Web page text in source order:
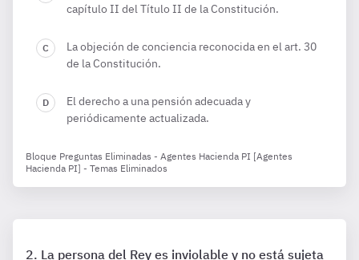
capítulo II del Título II de la Constitución.
La objeción de conciencia reconocida en el art. 30
de la Constitución.
El derecho a una pensión adecuada y
periódicamente actualizada.
Bloque Preguntas Eliminadas - Agentes Hacienda PI [Agentes
Hacienda PI] - Temas Eliminados
La persona del Rey es inviolable y no está sujeta